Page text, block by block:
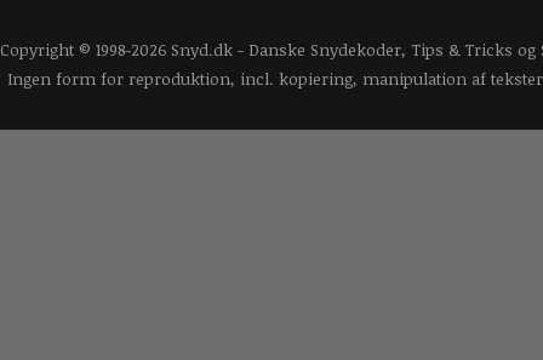
Copyright © 1998-2026 Snyd.dk - Danske Snydekoder, Tips & Tricks
Ingen form for reproduktion, incl. kopiering, manipulation af